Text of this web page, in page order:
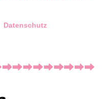
Datenschutz